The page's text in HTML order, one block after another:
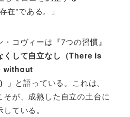
在”である。」
コヴィーは『7つの習慣』
くして自立なし（There is
without
」と語っている。これは、
そが、成熟した自立の土台に
ている。